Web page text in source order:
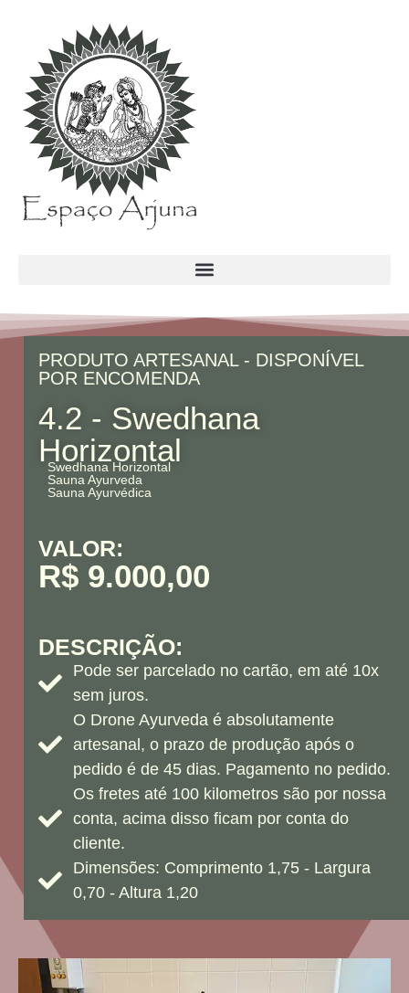
PRODUTO ARTESANAL - DISPONÍVEL
POR ENCOMENDA
4.2 - Swedhana
Horizontal
Swedhana Horizontal
Sauna Ayurveda
Sauna Ayurvédica
VALOR:
R$ 9.000,00
DESCRIÇÃO:
Pode ser parcelado no cartão, em até 10x
sem juros.
O Drone Ayurveda é absolutamente
artesanal, o prazo de produção após o
pedido é de 45 dias. Pagamento no pedido.
Os fretes até 100 kilometros são por nossa
conta, acima disso ficam por conta do
cliente.
Dimensões: Comprimento 1,75 - Largura
0,70 - Altura 1,20